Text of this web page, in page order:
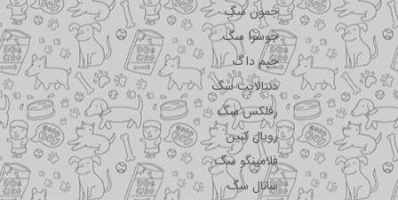
جمون سگ
جوسرا سگ
جیم داگ
دنتالایت سگ
رفلکس سگ
رویال کنین
فلامینگو سگ
سانال سگ